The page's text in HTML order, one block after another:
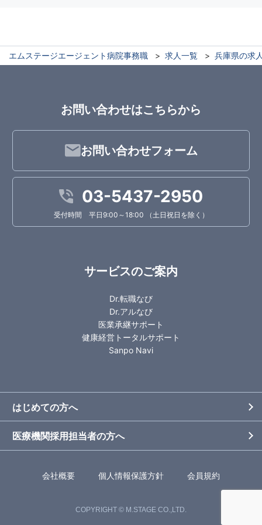
エムステージエージェント病院事務職 求人一覧 兵庫県の求
お問い合わせはこちらから
お問い合わせフォーム
03-5437-2950
受付時間 平日9:00～18:00 （土日祝日を除く）
サービスのご案内
Dr.転職なび
Dr.アルなび
医業承継サポート
健康経営トータルサポート
Sanpo Navi
はじめての方へ
医療機関採用担当者の方へ
会社概要 個人情報保護方針 会員規約
COPYRIGHT © M.STAGE CO.,LTD.